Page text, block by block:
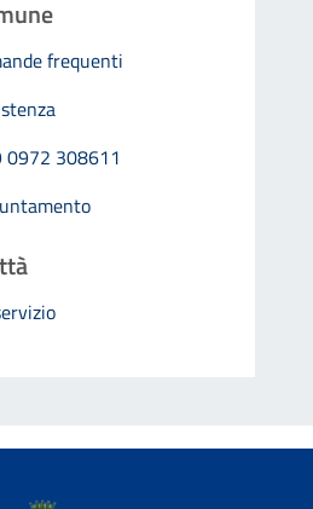
frequenti
0972 308611